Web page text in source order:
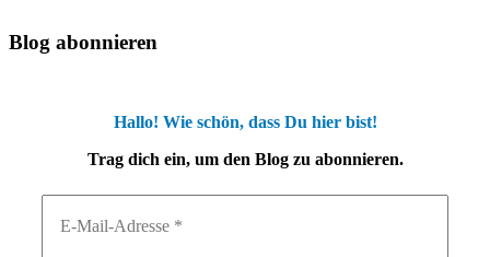
Blog abonnieren
Hallo! Wie schön, dass Du hier bist!
Trag dich ein, um den Blog zu abonnieren.